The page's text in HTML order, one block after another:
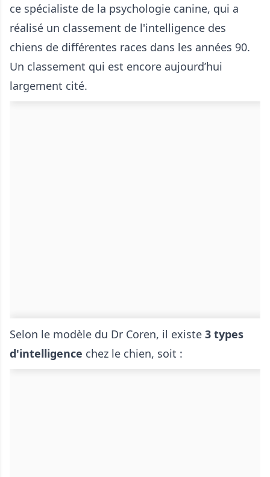
ce spécialiste de la psychologie canine, qui a
réalisé un classement de l'intelligence des
chiens de différentes races dans les années 90.
Un classement qui est encore aujourd’hui
largement cité.
Selon le modèle du Dr Coren, il existe 3 types
d'intelligence chez le chien, soit :